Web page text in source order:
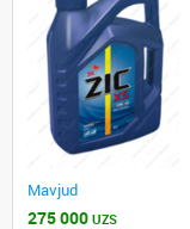
Mavjud
275 000 UZS